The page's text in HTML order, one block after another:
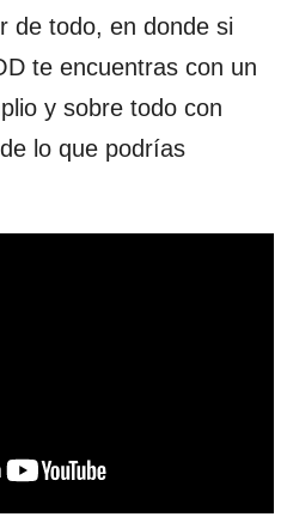
de todo, en donde si
te encuentras con un
y sobre todo con
lo que podrías